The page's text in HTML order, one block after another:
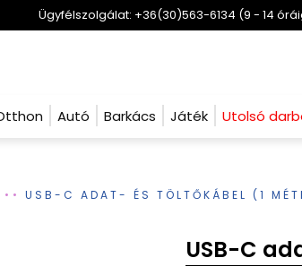
Ügyfélszolgálat: +36(30)563-6134 (9 - 14
Autó Barkács Játék Utolsó
USB-C ADAT- ÉS TÖLTŐKÁBEL (1
USB-C